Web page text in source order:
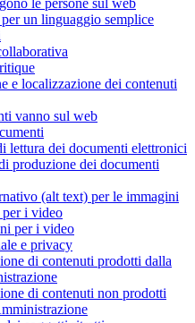
le persone sul web
un linguaggio semplice
e localizzazione dei contenuti
vanno sul web
lettura dei documenti elettronici
produzione dei documenti
(alt text) per le immagini
i video
per i video
e privacy
di contenuti prodotti dalla
di contenuti non prodotti